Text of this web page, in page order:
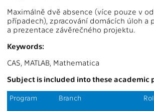
Maximálně dvě absence (více pouze v
případech), zpracování domácích úloh a
a prezentace závěrečného projektu.
Keywords:
CAS, MATLAB, Mathematica
Subject is included into these academic
Program Branch